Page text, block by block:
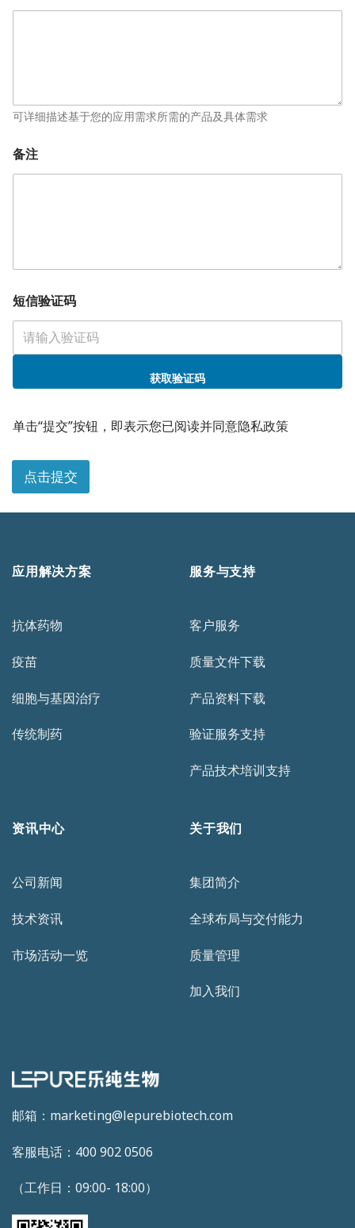
可详细描述基于您的应用需求所需的产品及具体需求
备注
短信验证码
获取验证码
名
职
公
单击“提交”按钮，即表示您已阅读并同意隐私政策
点击提交
邮箱：marketing@lepurebiotech.com
客服电话：400 902 0506
（工作日：09:00- 18:00）
应用解决方案
抗体药物
疫苗
细胞与基因治疗
传统制药
服务与支持
客户服务
质量文件下载
产品资料下载
验证服务支持
产品技术培训支持
资讯中心
公司新闻
技术资讯
市场活动一览
关于我们
集团简介
全球布局与交付能力
质量管理
加入我们